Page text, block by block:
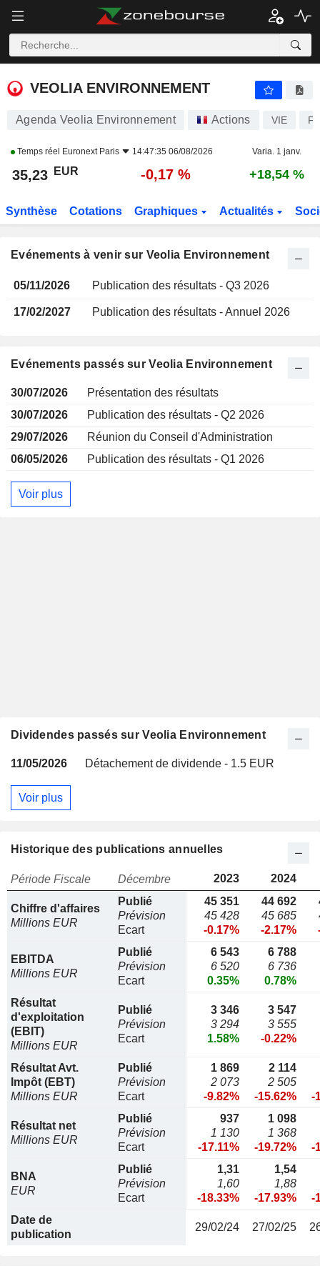
VEOLIA ENVIRONNEMENT
VEOLIA ENVIRONNEMENT
Agenda Veolia Environnement Actions VIE
Temps réel Euronext Paris 14:47:35 06/08/2026 Varia. 1 janv.
35,23 EUR -0,17 % +18,54 %
Synthèse Cotations Graphiques Actualités
Evénements à venir sur Veolia Environnement
05/11/2026 Publication des résultats - Q3 2026
17/02/2027 Publication des résultats - Annuel 2026
Evénements passés sur Veolia Environnement
30/07/2026
Présentation des résultats
30/07/2026
Publication des résultats - Q2 2026
29/07/2026
Réunion du Conseil d'Administration
06/05/2026
Publication des résultats - Q1 2026
Voir plus
Dividendes passés sur Veolia Environnement
11/05/2026 Détachement de dividende - 1.5 EUR
Voir plus
Historique des publications annuelles
Période Fiscale Décembre 2023 2024
Chiffre d'affaires
Millions EUR
Publié
Prévision
Ecart
45 351
45 428
-0.17%
44 692
45 685
-2.17%
EBITDA
Millions EUR
Publié
Prévision
Ecart
6 543
6 520
0.35%
6 788
6 736
0.78%
Résultat
d'exploitation
(EBIT)
Millions EUR
Publié
Prévision
Ecart
3 346
3 294
1.58%
3 547
3 555
-0.22%
Résultat Avt.
Impôt (EBT)
Millions EUR
Publié
Prévision
Ecart
1 869
2 073
-9.82%
2 114
2 505
-15.62%
-
Résultat net
Millions EUR
Publié
Prévision
Ecart
937
1 130
-17.11%
1 098
1 368
-19.72%
-
BNA
EUR
Publié
Prévision
Ecart
1,31
1,60
-18.33%
1,54
1,88
-17.93%
-
Date de
publication
29/02/24 27/02/25